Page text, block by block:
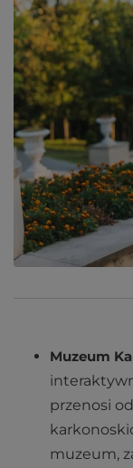
Muzeum
przenosi
muzeum,